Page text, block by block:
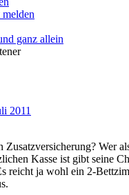
ganz allein
2011
Zusatzversicherung? Wer
Kasse ist gibt seine
reicht ja wohl ein 2-